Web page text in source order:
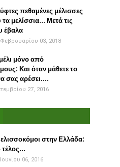
πεθαμένες μέλισσες
μελίσσια... Μετά τις
έβαλα
03, 2018
μόνο από
Και όταν μάθετε το
σας αρέσει....
27, 2016
στην Ελλάδα:
τέλος...
06, 2016